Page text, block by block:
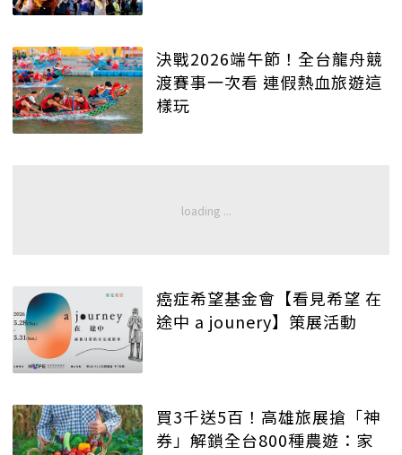
決戰2026端午節！全台龍舟競
渡賽事一次看 連假熱血旅遊這
樣玩
癌症希望基金會【看見希望 在
途中 a jounery】策展活動
買3千送5百！高雄旅展搶「神
券」解鎖全台800種農遊：家